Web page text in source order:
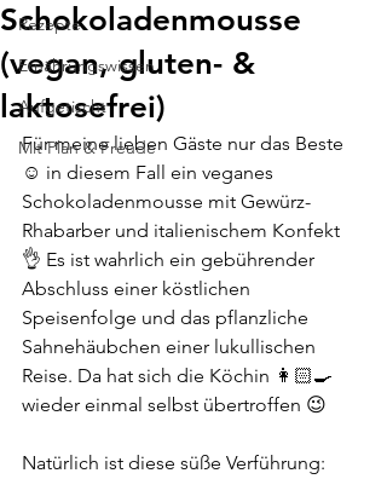
Rezepte
Ernährungswissen
Aufgetischt
Mit Plan & Freude
Schokoladenmousse
(vegan, gluten- &
laktosefrei)
Für meine lieben Gäste nur das Beste
☺️ in diesem Fall ein veganes
Schokoladenmousse mit Gewürz-
Rhabarber und italienischem Konfekt
👌 Es ist wahrlich ein gebührender
Abschluss einer köstlichen
Speisenfolge und das pflanzliche
Sahnehäubchen einer lukullischen
Reise. Da hat sich die Köchin 👩🏻‍🍳
wieder einmal selbst übertroffen 😉
Natürlich ist diese süße Verführung: